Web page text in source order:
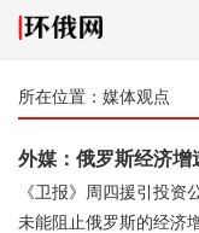
所在位置： 媒体观点
外媒：俄罗斯经济增
《卫报》周四援引投
未能阻止俄罗斯的经济